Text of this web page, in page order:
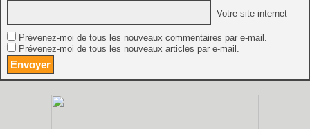
Votre site internet
Prévenez-moi de tous les nouveaux commentaires par e-mail.
Prévenez-moi de tous les nouveaux articles par e-mail.